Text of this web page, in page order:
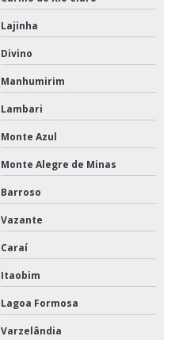
Lajinha
Divino
Manhumirim
Lambari
Monte Azul
Monte Alegre de Minas
Barroso
Vazante
Caraí
Itaobim
Lagoa Formosa
Varzelândia